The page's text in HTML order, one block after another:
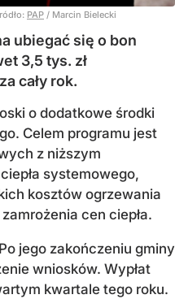
PAP / Marcin Bielecki
ubiegać się o bon
3,5 tys. zł
cały rok.
o dodatkowe środki
Celem programu jest
z niższym
systemowego,
kosztów ogrzewania
cen ciepła.
jego zakończeniu gminy
wniosków. Wypłat
kwartale tego roku.